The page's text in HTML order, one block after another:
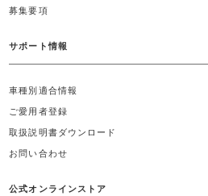
募集要項
サポート情報
車種別適合情報
ご愛用者登録
取扱説明書ダウンロード
お問い合わせ
公式オンラインストア